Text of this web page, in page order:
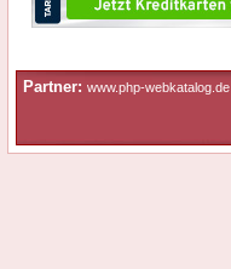
Partner: www.php-webkatalog.de